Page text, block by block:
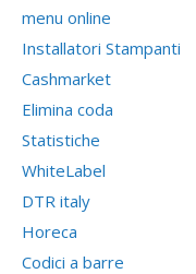
menu online
Installatori Stampanti
Cashmarket
Elimina coda
Statistiche
WhiteLabel
DTR italy
Horeca
Codici a barre